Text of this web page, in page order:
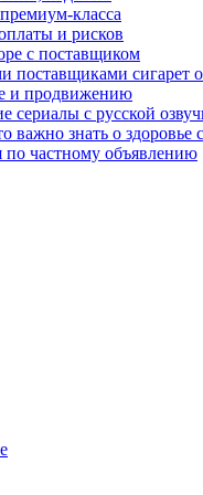
класса
и рисков
с поставщиком
поставщиками сигарет
и продвижению
сериалы с русской
важно знать о здоровье
по частному объявлению